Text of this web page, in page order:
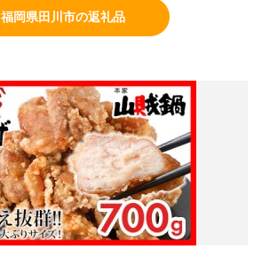
福岡県田川市の返礼品